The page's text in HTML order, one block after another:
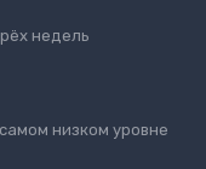
недель
низком уровне